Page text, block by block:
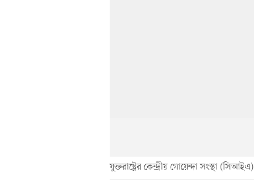
যুক্তরাষ্ট্রের কেন্দ্রীয় গোয়েন্দা সংস্থা (সিআইএ)